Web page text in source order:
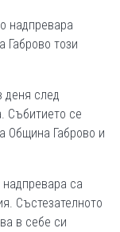
надпревара
Габрово този
деня след
Събитието се
Община Габрово и
са
Състезателното
в себе си